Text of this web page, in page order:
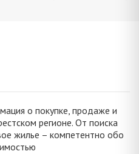
о покупке, продаже и
регионе. От поиска
жилье – компетентно обо